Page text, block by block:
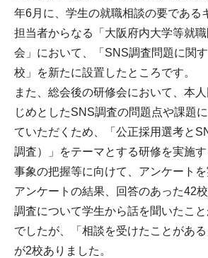
年6月に、学生の就職相談の要である
担当者からなる「大阪府内大学等就
会」において、「SNS調査問題に関
校」を新たに設置したところです。
また、総会後の研修会において、本
じめとしたSNS調査の問題点や課題
ていただくため、「公正採用選考と
調査）」をテーマとする研修を実施
事象の把握等に向けて、アンケートを
アンケートの結果、回答のあった42
調査について学生から話を聞いたこ
でしたが、「相談を受けたことがあ
が2校ありました。